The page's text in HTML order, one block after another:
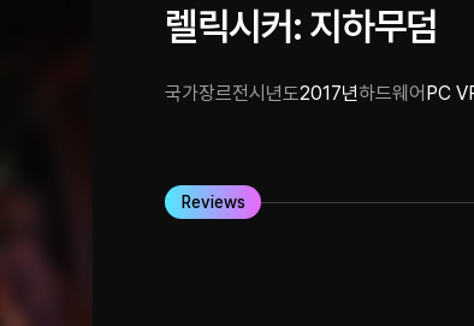
렐릭시커: 지하무덤
국가장르전시년도2017년하드웨어 PC
Reviews